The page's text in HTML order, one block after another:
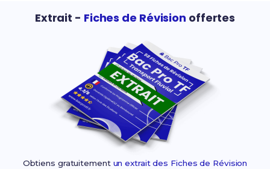
Extrait - Fiches de Révision offertes
Obtiens gratuitement un extrait des Fiches de Révision